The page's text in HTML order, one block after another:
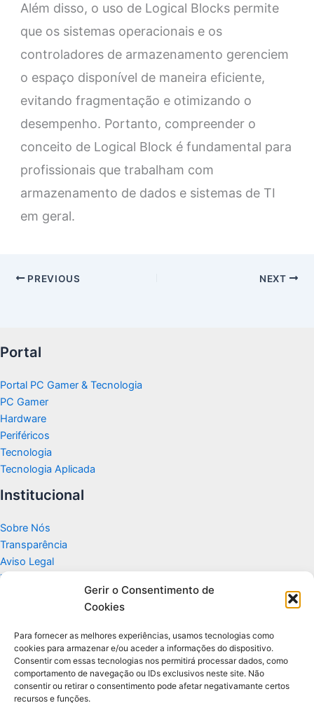
Gerir o Consentimento de
Cookies
Para fornecer as melhores experiências, usamos tecnologias como
cookies para armazenar e/ou aceder a informações do dispositivo.
Consentir com essas tecnologias nos permitirá processar dados, como
comportamento de navegação ou IDs exclusivos neste site. Não
consentir ou retirar o consentimento pode afetar negativamante certos
recursos e funções.
Além disso, o uso de Logical Blocks permite
que os sistemas operacionais e os
controladores de armazenamento gerenciem
o espaço disponível de maneira eficiente,
evitando fragmentação e otimizando o
desempenho. Portanto, compreender o
conceito de Logical Block é fundamental para
profissionais que trabalham com
armazenamento de dados e sistemas de TI
em geral.
PREVIOUS NEXT
Portal
Portal PC Gamer & Tecnologia
PC Gamer
Hardware
Periféricos
Tecnologia
Tecnologia Aplicada
Institucional
Sobre Nós
Transparência
Aviso Legal
Termos de Uso
Politicas de Privacidade e Cookies
Apoio
Glossário de Tecnologia
Portal editorial independente sobre tecnologia, PC Gamer e guias